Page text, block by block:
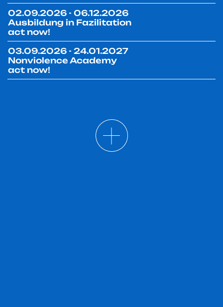
02.09.2026 - 06.12.2026
Ausbildung in Fazilitation
act now!
03.09.2026 - 24.01.2027
Nonviolence Academy
act now!